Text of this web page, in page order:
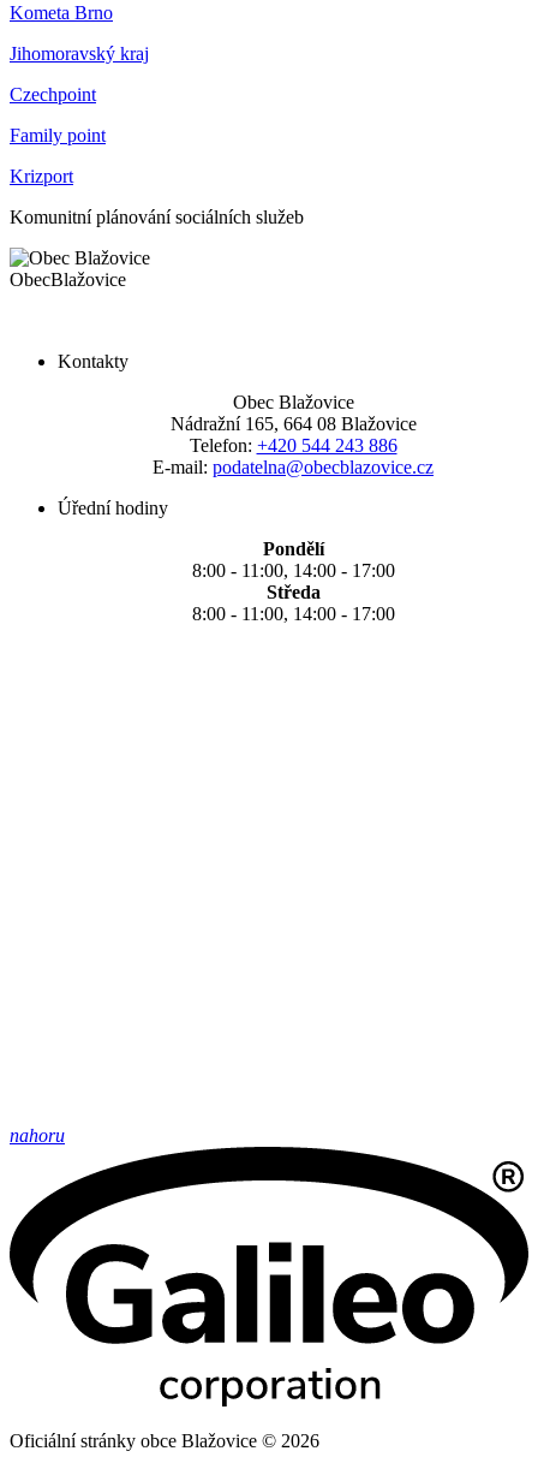
Kometa Brno
Jihomoravský kraj
Czechpoint
Family point
Krizport
Komunitní plánování sociálních služeb
ObecBlažovice
Kontakty
Obec Blažovice
Nádražní 165, 664 08 Blažovice
Telefon: +420 544 243 886
E-mail: podatelna@obecblazovice.cz
Úřední hodiny
Pondělí
8:00 - 11:00, 14:00 - 17:00
Středa
8:00 - 11:00, 14:00 - 17:00
nahoru
Oficiální stránky obce Blažovice © 2026